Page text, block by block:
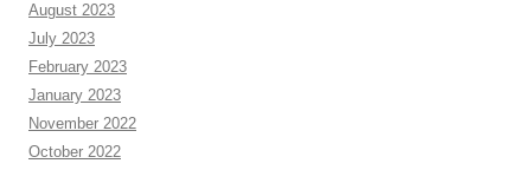
August 2023
July 2023
February 2023
January 2023
November 2022
October 2022